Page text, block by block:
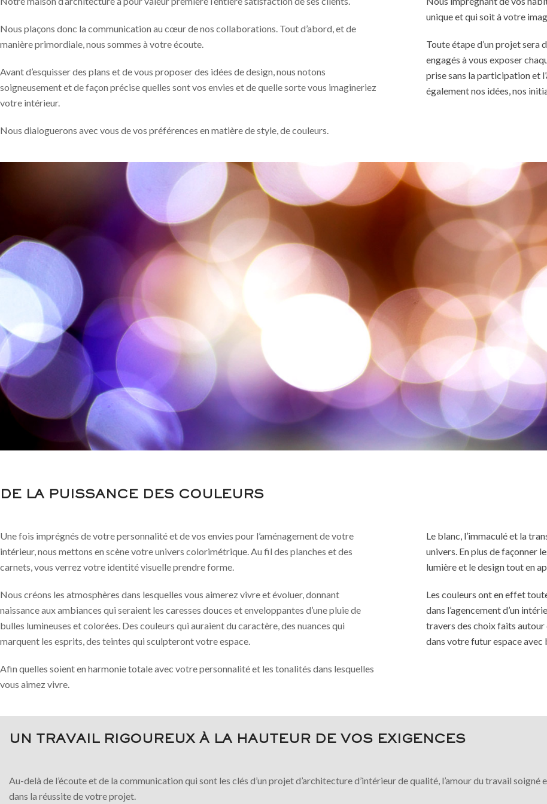
Nous plaçons donc la communication au cœur de nos collaborations. Tout d’abord, et de
manière primordiale, nous sommes à votre écoute.
Avant d’esquisser des plans et de vous proposer des idées de design, nous notons
soigneusement et de façon précise quelles sont vos envies et de quelle sorte vous imagineriez
votre intérieur.
Nous dialoguerons avec vous de vos préférences en matière de style, de couleurs.
unique et qui soit à votre
Toute étape d’un projet sera
engagés à vous exposer
prise sans la participation et
également nos idées, nos
DE LA PUISSANCE DES COULEURS
Une fois imprégnés de votre personnalité et de vos envies pour l’aménagement de votre
intérieur, nous mettons en scène votre univers colorimétrique. Au fil des planches et des
carnets, vous verrez votre identité visuelle prendre forme.
Nous créons les atmosphères dans lesquelles vous aimerez vivre et évoluer, donnant
naissance aux ambiances qui seraient les caresses douces et enveloppantes d’une pluie de
bulles lumineuses et colorées. Des couleurs qui auraient du caractère, des nuances qui
marquent les esprits, des teintes qui sculpteront votre espace.
Afin quelles soient en harmonie totale avec votre personnalité et les tonalités dans lesquelles
vous aimez vivre.
Le blanc, l’immaculé et la
univers. En plus de façonner
lumière et le design tout en
Les couleurs ont en effet
dans l’agencement d’un
travers des choix faits autour
dans votre futur espace avec
UN TRAVAIL RIGOUREUX À LA HAUTEUR DE VOS EXIGENCES
Au-delà de l’écoute et de la communication qui sont les clés d’un projet d’architecture d’intérieur de qualité, l’amour du travail
dans la réussite de votre projet.